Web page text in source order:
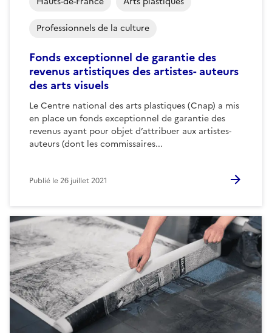
Fonds exceptionnel de garantie des
revenus artistiques des artistes- auteurs
des arts visuels
Le Centre national des arts plastiques (Cnap) a mis
en place un fonds exceptionnel de garantie des
revenus ayant pour objet d’attribuer aux artistes-
auteurs (dont les commissaires...
Professionnels de la culture
Publié le26 juillet 2021